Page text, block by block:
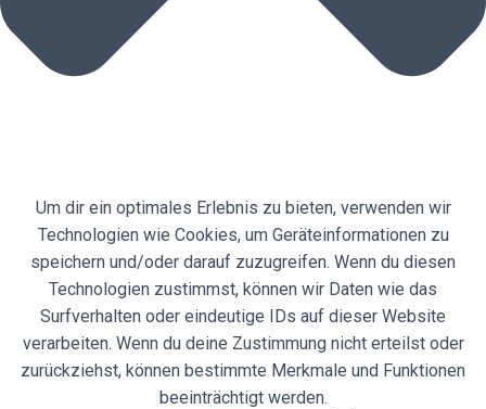
Um dir ein optimales Erlebnis zu bieten, verwenden wir
Technologien wie Cookies, um Geräteinformationen zu
speichern und/oder darauf zuzugreifen. Wenn du diesen
Technologien zustimmst, können wir Daten wie das
Surfverhalten oder eindeutige IDs auf dieser Website
verarbeiten. Wenn du deine Zustimmung nicht erteilst oder
zurückziehst, können bestimmte Merkmale und Funktionen
beeinträchtigt werden.